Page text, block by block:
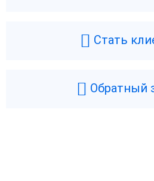
Стать
Обратный